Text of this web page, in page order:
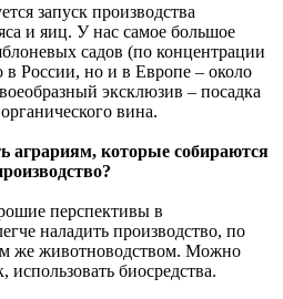
запуск производства
и яиц. У нас самое большое
садов (по концентрации
в России, но и в Европе – около
эксклюзив – посадка
вина.
аграриям, которые собираются
перспективы в
наладить производство, по
же животноводством. Можно
использовать биосредства.